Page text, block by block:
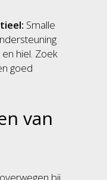
Smalle
hiel. Zoek
goed
van